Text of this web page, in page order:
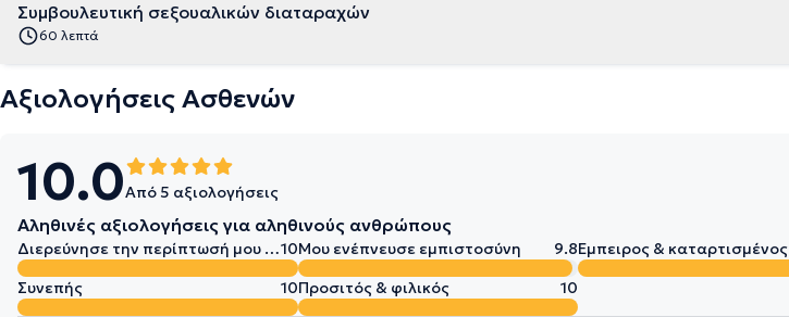
Συμβουλευτική σεξουαλικών διαταραχών
60 λεπτά
Αξιολογήσεις Ασθενών
10.0Από 5 αξιολογήσεις
Αληθινές αξιολογήσεις για αληθινούς ανθρώπους
Διερεύνησε την περίπτωσή μου σε βάθος10Μου ενέπνευσε εμπιστοσύνη 9.8Έμπειρος & καταρτισμένος
Συνεπής
10Προσιτός & φιλικός 10